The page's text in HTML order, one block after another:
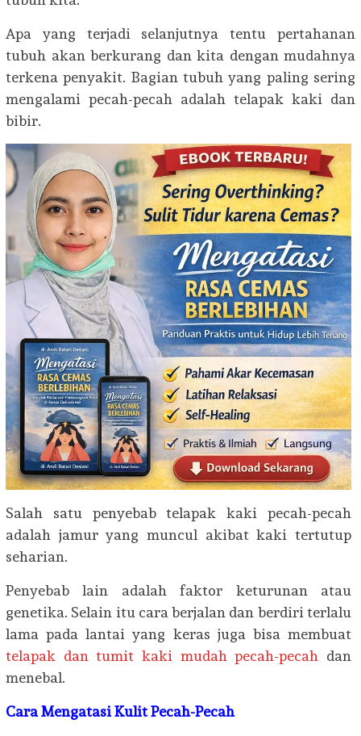
Apa yang terjadi selanjutnya tentu pertahanan
tubuh akan berkurang dan kita dengan mudahnya
terkena penyakit. Bagian tubuh yang paling sering
mengalami pecah-pecah adalah telapak kaki dan
bibir.
Salah satu penyebab telapak kaki pecah-pecah
adalah jamur yang muncul akibat kaki tertutup
seharian.
Penyebab lain adalah faktor keturunan atau
genetika. Selain itu cara berjalan dan berdiri terlalu
lama pada lantai yang keras juga bisa membuat
telapak dan tumit kaki mudah pecah-pecah dan
menebal.
Cara Mengatasi Kulit Pecah-Pecah